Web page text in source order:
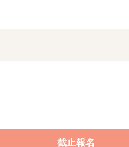
截止報名